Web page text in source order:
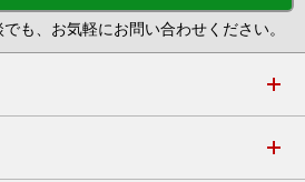
も、お気軽にお問い合わせください。